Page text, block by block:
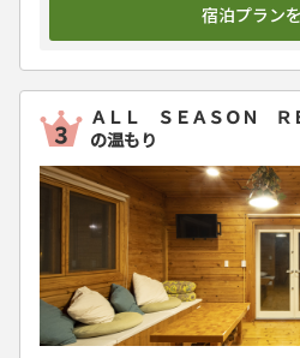
宿泊プラン
ＡＬＬ ＳＥＡＳＯＮ
の温もり